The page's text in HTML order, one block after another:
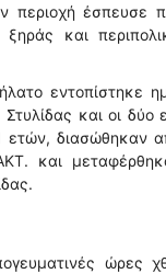
περιοχή έσπευσε
και
εντοπίστηκε
Στυλίδας και οι δύο
ετών, διασώθηκαν
και
ώρες